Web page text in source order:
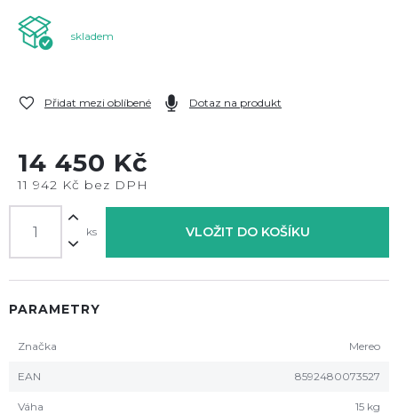
skladem
Přidat mezi oblíbené Dotaz na produkt
14 450 Kč
11 942 Kč bez DPH
ks VLOŽIT DO KOŠÍKU
PARAMETRY
Značka Mereo
EAN 8592480073527
Váha 15 kg